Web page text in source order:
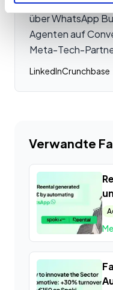
Capital, Finint
über WhatsApp
Agenten auf
Meta-Tech-
LinkedInCrunchbase
Verwandte